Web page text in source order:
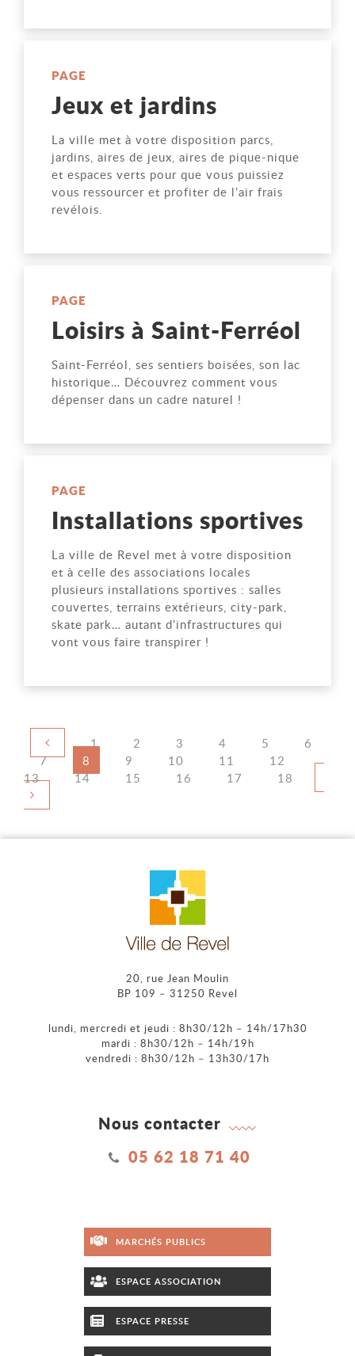
PAGE
Jeux et jardins
La ville met à votre disposition parcs,
jardins, aires de jeux, aires de pique-nique
et espaces verts pour que vous puissiez
vous ressourcer et profiter de l’air frais
revélois.
PAGE
Loisirs à Saint-Ferréol
Saint-Ferréol, ses sentiers boisées, son lac
historique… Découvrez comment vous
dépenser dans un cadre naturel !
PAGE
Installations sportives
La ville de Revel met à votre disposition
et à celle des associations locales
plusieurs installations sportives : salles
couvertes, terrains extérieurs, city-park,
skate park… autant d’infrastructures qui
vont vous faire transpirer !
Navigation
des
pages
Page précédente
Page
1 Page
2 Page
3 Page
4 Page
5 Page
6
Page
7 Page
8 Page
9 Page
10 Page
11 Page
12
Page
13
Page
14 Page
15 Page
16 Page
17 Page
18
20, rue Jean Moulin
BP 109 – 31250 Revel
lundi, mercredi et jeudi : 8h30/12h – 14h/17h30
mardi : 8h30/12h – 14h/19h
vendredi : 8h30/12h – 13h30/17h
Nous contacter
05 62 18 71 40
MARCHÉS PUBLICS
ESPACE ASSOCIATION
ESPACE PRESSE